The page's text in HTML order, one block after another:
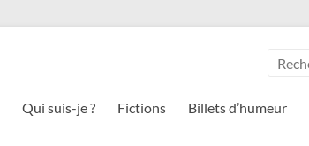
Qui suis-je ? Fictions Billets d’humeur